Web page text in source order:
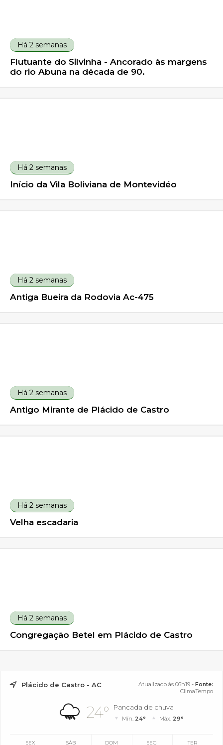
Há 2 semanas
Flutuante do Silvinha - Ancorado às margens
do rio Abunã na década de 90.
Há 2 semanas
Início da Vila Boliviana de Montevidéo
Há 2 semanas
Antiga Bueira da Rodovia Ac-475
Há 2 semanas
Antigo Mirante de Plácido de Castro
Há 2 semanas
Velha escadaria
Há 2 semanas
Congregação Betel em Plácido de Castro
Plácido de Castro - AC Atualizado às 06h19 - Fonte:
ClimaTempo
24° Pancada de chuva
Mín. 24° Máx. 29°
SEX SÁB DOM SEG TER